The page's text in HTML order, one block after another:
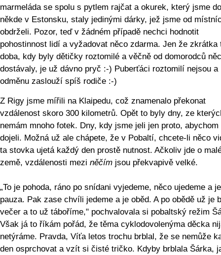
marmeláda se spolu s pytlem rajčat a okurek, který jsme
někde v Estonsku, staly jedinými dárky, jež jsme od
obdrželi. Pozor, teď v žádném případě nechci hodnotit
pohostinnost lidí a vyžadovat něco zdarma. Jen že zkrátka
doba, kdy byly dětičky roztomilé a věčně od domorodců
dostávaly, je už dávno pryč :-) Puberťáci roztomilí nejsou a
odměnu zaslouží spíš rodiče :-)
Z Rigy jsme mířili na Klaipedu, což znamenalo překonat
vzdálenost skoro 300 kilometrů. Opět to byly dny, ze
nemám mnoho fotek. Dny, kdy jsme jeli jen proto, abychom
dojeli. Možná už ale chápete, že v Pobaltí, chcete-li něco
ta stovka ujetá každý den prostě nutnost. Ačkoliv jde o
země, vzdálenosti mezi něčím jsou překvapivě velké.
„To je pohoda, ráno po snídani vyjedeme, něco ujedeme a
pauza. Pak zase chvíli jedeme a je oběd. A po obědě už je
večer a to už táboříme," pochvalovala si pobaltský režim
Však já to říkám pořád, že těma cyklodovolenýma děcka
netýráme. Pravda, Víťa letos trochu brblal, že se nemůže
den osprchovat a vzít si čisté tričko. Kdyby brblala Šárka,